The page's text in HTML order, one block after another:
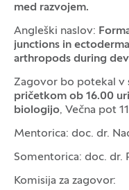
med razvojem.
Angleški naslov:
junctions in
arthropods during
Zagovor bo potekal v
pričetkom ob 16.00
biologijo, Večna pot
Mentorica: doc. dr.
Somentorica: doc. dr.
Komisija za zagovor: